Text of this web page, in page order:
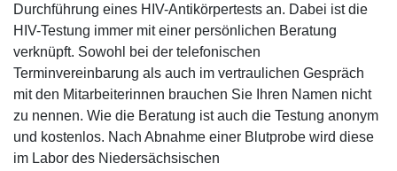
Durchführung eines HIV-Antikörpertests an. Dabei ist die
HIV-Testung immer mit einer persönlichen Beratung
verknüpft. Sowohl bei der telefonischen
Terminvereinbarung als auch im vertraulichen Gespräch
mit den Mitarbeiterinnen brauchen Sie Ihren Namen nicht
zu nennen. Wie die Beratung ist auch die Testung anonym
und kostenlos. Nach Abnahme einer Blutprobe wird diese
im Labor des Niedersächsischen